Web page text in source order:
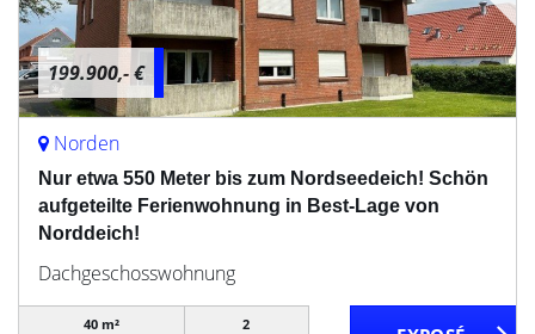
199.900,- €
Norden
Nur etwa 550 Meter bis zum Nordseedeich! Schön
aufgeteilte Ferienwohnung in Best-Lage von
Norddeich!
Dachgeschosswohnung
40 m²
2